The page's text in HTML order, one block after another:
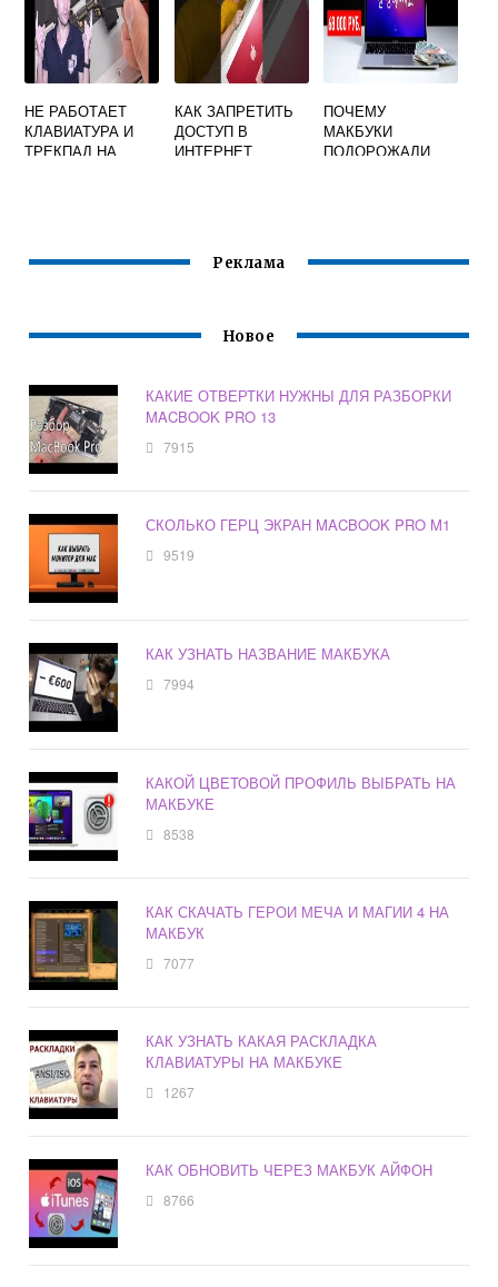
НЕ РАБОТАЕТ
КЛАВИАТУРА И
ТРЕКПАД НА
КАК ЗАПРЕТИТЬ
ДОСТУП В
ИНТЕРНЕТ
ПОЧЕМУ
МАКБУКИ
ПОДОРОЖАЛИ
Реклама
Новое
КАКИЕ ОТВЕРТКИ НУЖНЫ ДЛЯ РАЗБОРКИ
MACBOOK PRO 13
7915
СКОЛЬКО ГЕРЦ ЭКРАН MACBOOK PRO M1
9519
КАК УЗНАТЬ НАЗВАНИЕ МАКБУКА
7994
КАКОЙ ЦВЕТОВОЙ ПРОФИЛЬ ВЫБРАТЬ НА
МАКБУКЕ
8538
КАК СКАЧАТЬ ГЕРОИ МЕЧА И МАГИИ 4 НА
МАКБУК
7077
КАК УЗНАТЬ КАКАЯ РАСКЛАДКА
КЛАВИАТУРЫ НА МАКБУКЕ
1267
КАК ОБНОВИТЬ ЧЕРЕЗ МАКБУК АЙФОН
8766